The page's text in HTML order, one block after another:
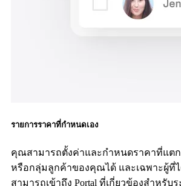
รายการราคาที่กำหนดเอง
คุณสามารถตั้งค่าและกำหนดราคาที่แต
หรือกลุ่มลูกค้าของคุณได้ และเฉพาะผู้ที่
สามารถเข้าถึง Portal ที่เกี่ยวข้องสำหรับ